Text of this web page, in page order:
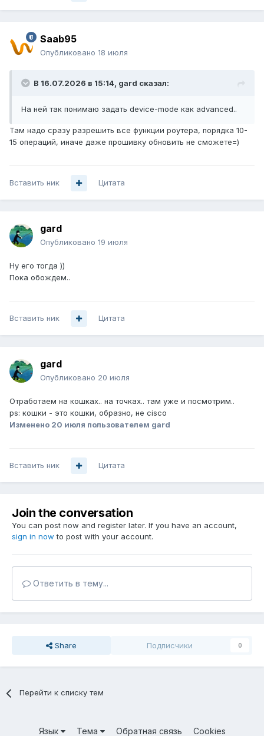
Saab95
Опубликовано 18 июля
В 16.07.2026 в 15:14, gard сказал:
На ней так понимаю задать device-mode как advanced..
Там надо сразу разрешить все функции роутера, порядка 10-
15 операций, иначе даже прошивку обновить не сможете=)
Вставить ник Цитата
gard
Опубликовано 19 июля
Ну его тогда ))
Пока обождем..
Вставить ник Цитата
gard
Опубликовано 20 июля
Отработаем на кошках.. на точках.. там уже и посмотрим..
ps: кошки - это кошки, образно, не cisco
Изменено 20 июля пользователем gard
Вставить ник Цитата
Join the conversation
You can post now and register later. If you have an account,
sign in now to post with your account.
Ответить в тему...
Share Подписчики 0
Перейти к списку тем
Язык Тема Обратная связь Cookies